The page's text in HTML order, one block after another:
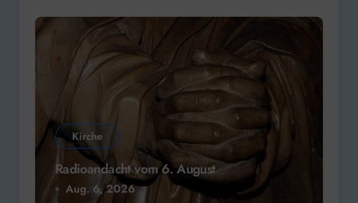
Kirche
Radioandacht vom 6. August
Aug. 6, 2026